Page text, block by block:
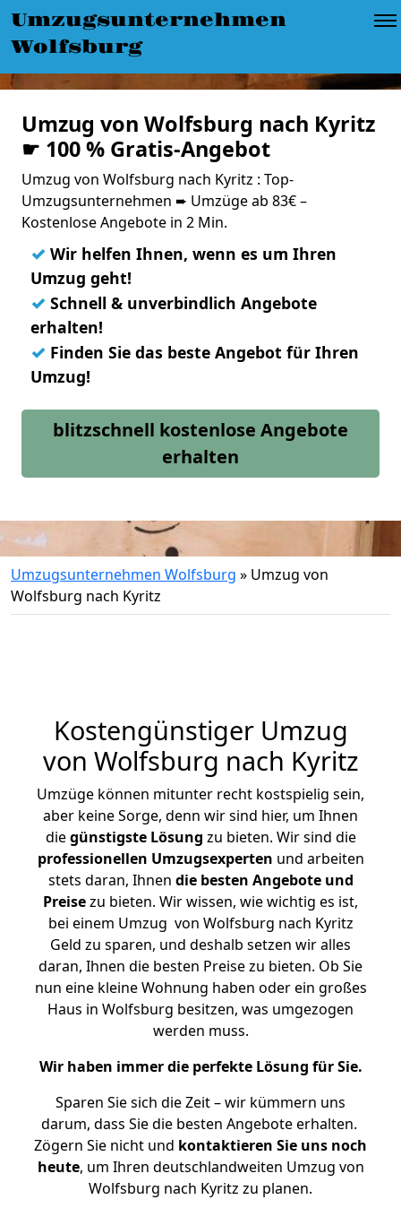
Umzugsunternehmen
Wolfsburg
Umzug von Wolfsburg nach Kyritz
☛ 100 % Gratis-Angebot
Umzug von Wolfsburg nach Kyritz : Top-
Umzugsunternehmen ➨ Umzüge ab 83€ –
Kostenlose Angebote in 2 Min.
✓ Wir helfen Ihnen, wenn es um Ihren
Umzug geht!
✓ Schnell & unverbindlich Angebote
erhalten!
✓ Finden Sie das beste Angebot für Ihren
Umzug!
blitzschnell kostenlose Angebote
erhalten
Umzugsunternehmen Wolfsburg » Umzug von
Wolfsburg nach Kyritz
Kostengünstiger Umzug
von Wolfsburg nach Kyritz
Umzüge können mitunter recht kostspielig sein,
aber keine Sorge, denn wir sind hier, um Ihnen
diegünstigste Lösung zu bieten. Wir sind die
professionellen Umzugsexperten und arbeiten
stets daran, Ihnen die besten Angebote und
Preisezu bieten. Wir wissen, wie wichtig es ist,
bei einem Umzug von Wolfsburg nach Kyritz
Geld zu sparen, und deshalb setzen wir alles
daran, Ihnen die besten Preise zu bieten. Ob Sie
nun eine kleine Wohnung haben oder ein großes
Haus in Wolfsburg besitzen, was umgezogen
werden muss.
Wir haben immer die perfekte Lösung für Sie.
Sparen Sie sich die Zeit – wir kümmern uns
darum, dass Sie die besten Angebote erhalten.
Zögern Sie nicht und kontaktieren Sie uns noch
heute, um Ihren deutschlandweiten Umzug von
Wolfsburg nach Kyritz zu planen.